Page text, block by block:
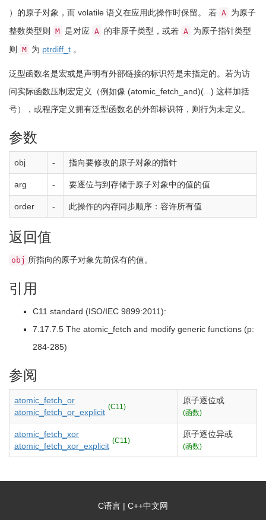
）的原子对象，而 volatile 语义在应用此操作时保留。 若 A 为原子
整数类型则
M 是对应 A 的非原子类型，或若 A 为原子指针类型
则
M 为 ptrdiff_t 。
泛型函数名是宏或是声明有外部链接的标识符是未指定的。若为访
问实际函数压制宏定义（例如像 (atomic_fetch_and)( ) 这样加括
号），或程序定义拥有泛型函数名的外部标识符，则行为未定义。
参数
obj - 指向要修改的原子对象的指针
arg - 要逐位与到存储于原子对象中的值的值
order - 此操作的内存同步顺序：容许所有值
返回值
obj 所指向的原子对象先前保有的值。
引用
C11 standard (ISO/IEC 9899:2011):
7.17.7.5 The atomic_fetch and modify generic functions (p:
284-285)
参阅
atomic_fetch_or
atomic_fetch_or_explicit
(C11)
原子逐位或
(函数)
atomic_fetch_xor
atomic_fetch_xor_explicit
(C11)
原子逐位异或
(函数)
C语言 | C++中文网